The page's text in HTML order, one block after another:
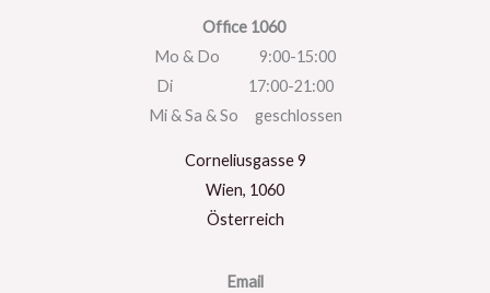
Office 1060
Mo & Do 9:00-15:00
Di 17:00-21:00
Mi & Sa & So geschlossen
Corneliusgasse 9
Wien, 1060
Österreich
Email